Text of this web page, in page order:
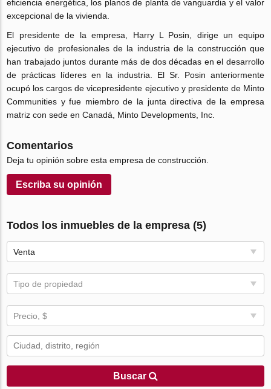
eficiencia energética, los planos de planta de vanguardia y el valor
excepcional de la vivienda.
El presidente de la empresa, Harry L Posin, dirige un equipo
ejecutivo de profesionales de la industria de la construcción que
han trabajado juntos durante más de dos décadas en el desarrollo
de prácticas líderes en la industria. El Sr. Posin anteriormente
ocupó los cargos de vicepresidente ejecutivo y presidente de Minto
Communities y fue miembro de la junta directiva de la empresa
matriz con sede en Canadá, Minto Developments, Inc.
Comentarios
Deja tu opinión sobre esta empresa de construcción.
Escriba su opinión
Todos los inmuebles de la empresa (5)
Venta
Tipo de propiedad
Precio, $
Buscar